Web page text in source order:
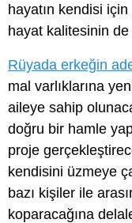
hayatın kendisi
hayat kalitesinin de
Rüyada erkeğin
mal varlıklarına
aileye sahip
doğru bir hamle
proje
kendisini üzmeye
bazı kişiler ile
koparacağına